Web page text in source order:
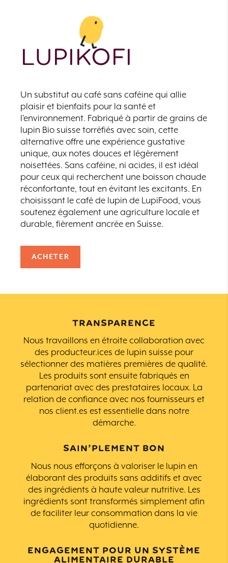
LUPIKOFI
Un substitut au café sans caféine qui allie
plaisir et bienfaits pour la santé et
l’environnement. Fabriqué à partir de grains de
lupin Bio suisse torréfiés avec soin, cette
alternative offre une expérience gustative
unique, aux notes douces et légèrement
noisettées. Sans caféine, ni acides, il est idéal
pour ceux qui recherchent une boisson chaude
réconfortante, tout en évitant les excitants. En
choisissant le café de lupin de LupiFood, vous
soutenez également une agriculture locale et
durable, fièrement ancrée en Suisse.
ACHETER
TRANSPARENCE
Nous travaillons en étroite collaboration avec
des producteur.ices de lupin suisse pour
sélectionner des matières premières de qualité.
Les produits sont ensuite fabriqués en
partenariat avec des prestataires locaux. La
relation de confiance avec nos fournisseurs et
nos client.es est essentielle dans notre
démarche.
SAIN’PLEMENT BON
Nous nous efforçons à valoriser le lupin en
élaborant des produits sans additifs et avec
des ingrédients à haute valeur nutritive. Les
ingrédients sont transformés simplement afin
de faciliter leur consommation dans la vie
quotidienne.
ENGAGEMENT POUR UN SYSTÈME
ALIMENTAIRE DURABLE